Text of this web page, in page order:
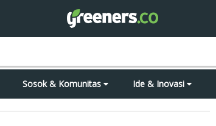
Sosok & Komunitas Ide & Inovasi